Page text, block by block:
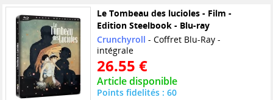
Le Tombeau des lucioles - Film -
Edition Steelbook - Blu-ray
Crunchyroll - Coffret Blu-Ray -
intégrale
26.55 €
Article disponible
Points fidelités : 60